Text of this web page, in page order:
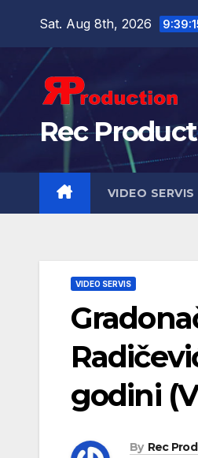
Sat. Aug 8th, 2026
Rec
VIDEO SERVIS
VIDEO SERVIS
godini
By Rec